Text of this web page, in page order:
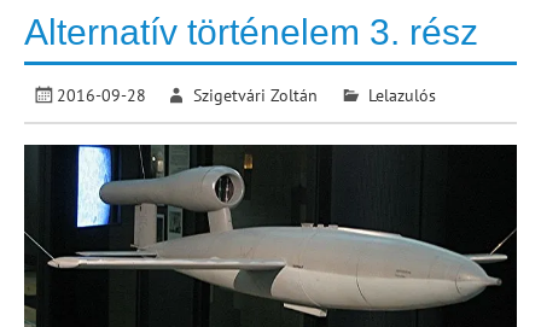
Alternatív történelem 3. rész
2016-09-28 Szigetvári Zoltán Lelazulós